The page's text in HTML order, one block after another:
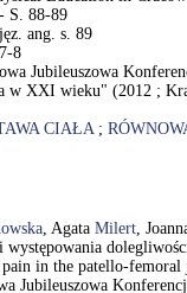
S. 88-89
ang. s. 89
8
Jubileuszowa
w XXI wieku" (2012 ;
CIAŁA;
, Agata Milert,
występowania
in the patello-
Jubileuszowa